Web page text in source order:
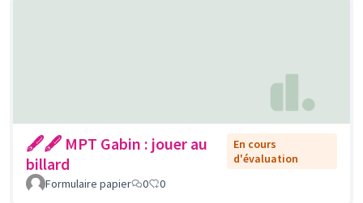
🖋🖋 MPT Gabin : jouer au
billard
En cours
d'évaluation
Formulaire papier
0 0